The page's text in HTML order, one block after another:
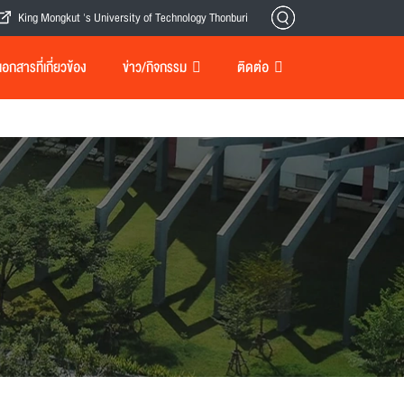
King Mongkut 's University of Technology Thonburi
กสารที่เกี่ยวข้อง ข่าว/กิจกรรม ติดต่อ